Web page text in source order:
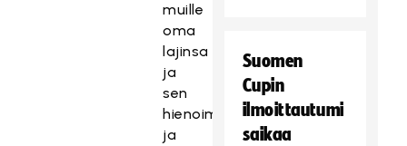
muille
oma
lajinsa
ja
sen
hienoimmat
ja
Suomen
Cupin
ilmoittautumi
saikaa